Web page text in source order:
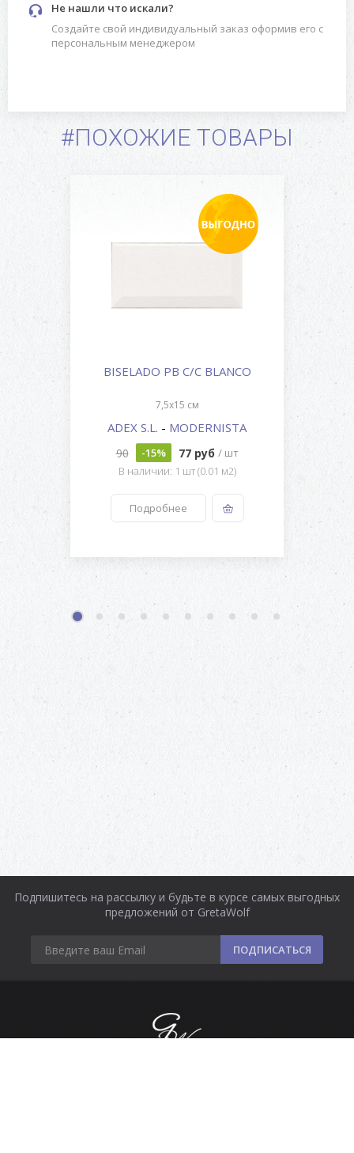
Не нашли что искали?
Создайте свой индивидуальный заказ оформив его с
персональным менеджером
#ПОХОЖИЕ ТОВАРЫ
BISELADO PB C/C BLANCO
7,5x15 см
ADEX S.L. - MODERNISTA
90 -15% 77 руб / шт
В наличии: 1 шт (0.01 м2)
Подробнее
1 2 3 4 5 6 7 8 9 10
Подпишитесь на рассылку и будьте в курсе самых выгодных
предложений от GretaWolf
ПОДПИСАТЬСЯ